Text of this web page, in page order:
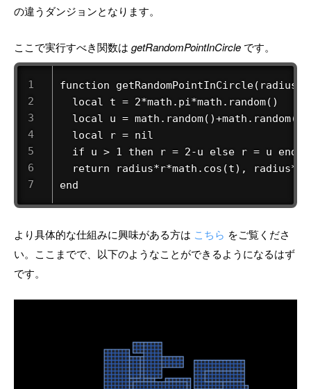
の違うダンジョンとなります。
ここで実行すべき関数は getRandomPointInCircle です。
function getRandomPointInCircle(radius)
  local t = 2*math.pi*math.random()
  local u = math.random()+math.random()
  local r = nil
  if u > 1 then r = 2-u else r = u end
return radius*r*math.cos(t),
end
より具体的な仕組みに興味がある方は こちら をご覧くださ
い。ここまでで、以下のようなことができるようになるはず
です。